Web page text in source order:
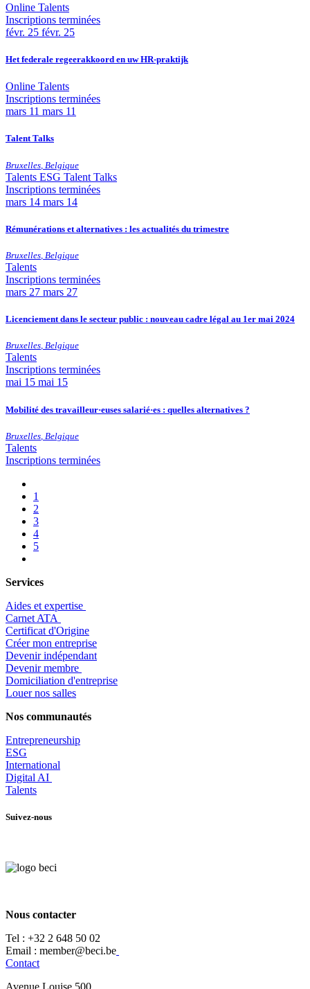
Online Talents
Inscriptions terminées
févr. 25 févr. 25
Het federale regeerakkoord en uw HR-praktijk
Online Talents
Inscriptions terminées
mars 11 mars 11
Talent Talks
Bruxelles Belgique
Talents ESG Talent Talks
Inscriptions terminées
mars 14 mars 14
Rémunérations et alternatives : les actualités du trimestre
Bruxelles, Belgique
Talents
Inscriptions terminées
mars 27 mars 27
Licenciement dans le secteur public : nouveau cadre légal au 1er mai 2024
Bruxelles, Belgique
Talents
Inscriptions terminées
mai 15 mai 15
Mobilité des travailleur·euses salarié·es : quelles alternatives ?
Bruxelles Belgique
Talents
Inscriptions terminées
1
2
3
4
5
Services
Aides et expertise
​Carnet ATA
Certificat d'Origine
Créer mon entreprise
Devenir indépendant
Devenir membre
​Domiciliation d'entreprise
Louer nos salles
Nos communautés
Entrepreneurship
ESG
International
Digital AI
Talents
Suivez-nous
Nous contacter
Tel : +32 2 648 50 02​
​​Email : member@beci.be
Contact
Avenue Louise 500